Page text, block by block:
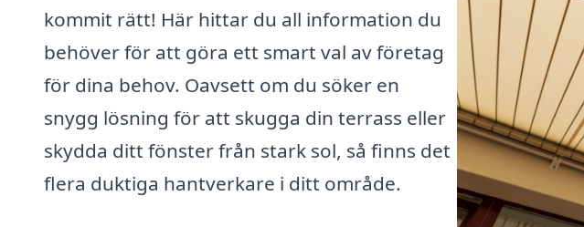
kommit rätt! Här hittar du all information du
behöver för att göra ett smart val av företag
för dina behov. Oavsett om du söker en
snygg lösning för att skugga din terrass eller
skydda ditt fönster från stark sol, så finns det
flera duktiga hantverkare i ditt område.